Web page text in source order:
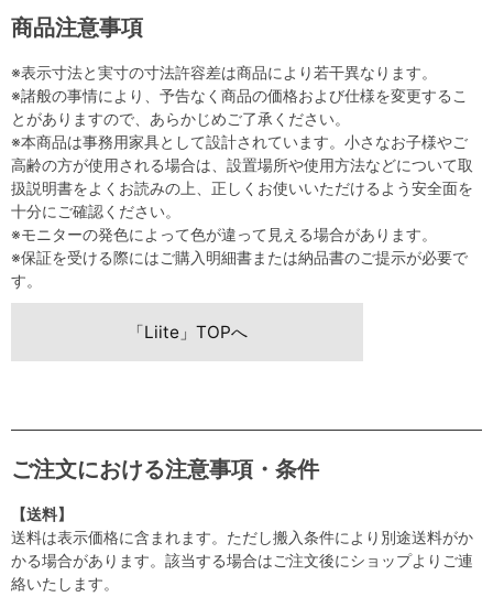
商品注意事項
※表示寸法と実寸の寸法許容差は商品により若干異なります。
※諸般の事情により、予告なく商品の価格および仕様を変更するこ
とがありますので、あらかじめご了承ください。
※本商品は事務用家具として設計されています。小さなお子様やご
高齢の方が使用される場合は、設置場所や使用方法などについて取
扱説明書をよくお読みの上、正しくお使いいただけるよう安全面を
十分にご確認ください。
※モニターの発色によって色が違って見える場合があります。
※保証を受ける際にはご購入明細書または納品書のご提示が必要で
す。
「Liite」TOPへ
ご注文における注意事項・条件
【送料】
送料は表示価格に含まれます。ただし搬入条件により別途送料がか
かる場合があります。該当する場合はご注文後にショップよりご連
絡いたします。